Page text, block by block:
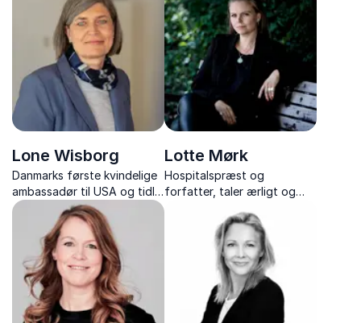
kompleks forskning om
mennesket skarp,
nærværende og
vedkommende.
et liv i rampelyset.
Lone Wisborg
Danmarks første kvindelige
ambassadør til USA og tidl.
ambassadør til NATO med
indsigter i diplomati, global
usikkerhed og
virksomheders strategiske
positionering.
Lotte Mørk
Hospitalspræst og
forfatter, taler ærligt og
skrøbelighed, døden, og
hvordan vi kan leve med
det, vi ikke kan fixe.